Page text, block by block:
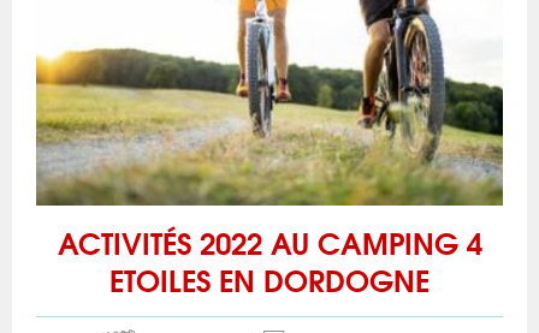
ACTIVITÉS 2022 AU CAMPING 4
ETOILES EN DORDOGNE